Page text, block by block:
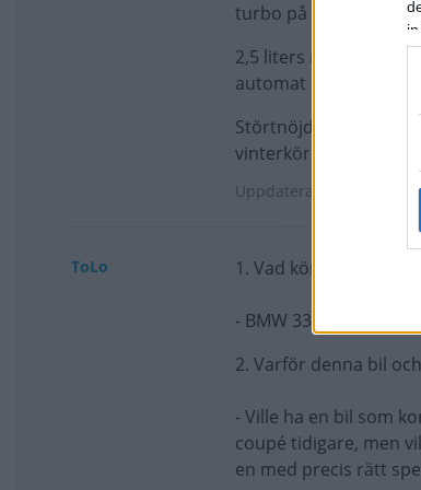
turbo på dom, ladda
2,5 liters rak sexa på
automat när jag
Störtnöjd, har haft
vinterkörd och har
Uppdaterat: 2012-02-16
ToLo 1. Vad kör du för bil/
- BMW 330 XD -08 Sedan
2. Varför denna bil
- Ville ha en bil som
coupé tidigare, men
en med precis rätt